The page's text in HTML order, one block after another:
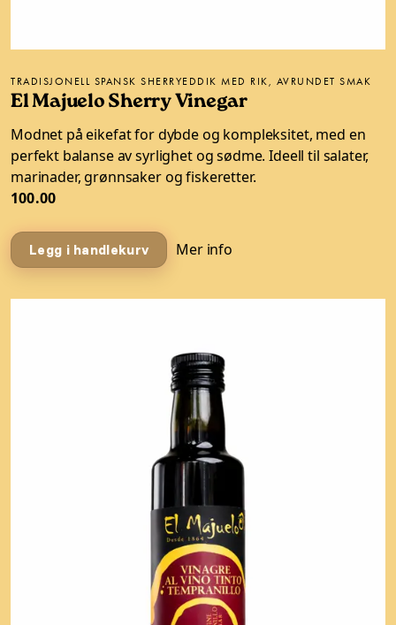
TRADISJONELL SPANSK SHERRYEDDIK MED RIK, AVRUNDET SMAK
El Majuelo Sherry Vinegar
Modnet på eikefat for dybde og kompleksitet, med en
perfekt balanse av syrlighet og sødme. Ideell til salater,
marinader, grønnsaker og fiskeretter.
100.00
Legg i handlekurv Mer info